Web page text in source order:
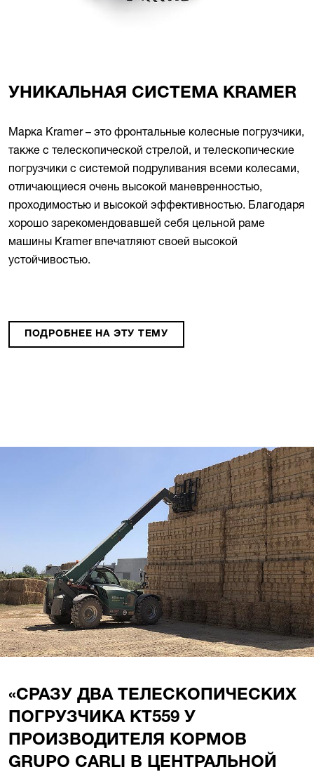
УНИКАЛЬНАЯ СИСТЕМА KRAMER
Марка Kramer – это фронтальные колесные погрузчики,
также с телескопической стрелой, и телескопические
погрузчики с системой подруливания всеми колесами,
отличающиеся очень высокой маневренностью,
проходимостью и высокой эффективностью. Благодаря
хорошо зарекомендовавшей себя цельной раме
машины Kramer впечатляют своей высокой
устойчивостью.
ПОДРОБНЕЕ НА ЭТУ ТЕМУ
«СРАЗУ ДВА ТЕЛЕСКОПИЧЕСКИХ
ПОГРУЗЧИКА КТ559 У
ПРОИЗВОДИТЕЛЯ КОРМОВ
GRUPO CARLI В ЦЕНТРАЛЬНОЙ